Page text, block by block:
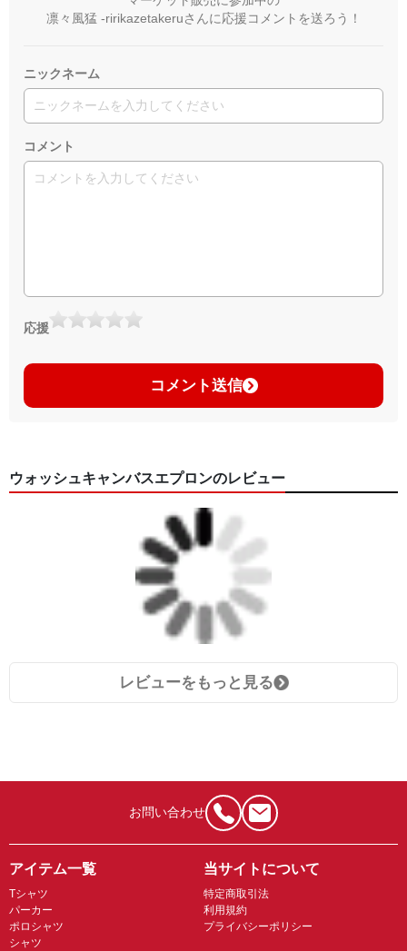
凛々風猛 -ririkazetakeruさんに応援コメントを送ろう！
ニックネーム
コメント
応援
コメント送信
ウォッシュキャンバスエプロンのレビュー
レビューをもっと見る
お問い合わせ
アイテム一覧
Tシャツ
パーカー
ポロシャツ
シャツ
当サイトについて
特定商取引法
利用規約
プライバシーポリシー